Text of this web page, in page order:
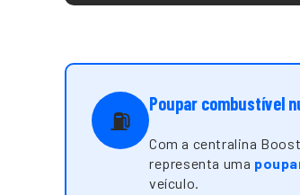
⛽
Poupar combustível
Com a centralina
representa uma
veículo.